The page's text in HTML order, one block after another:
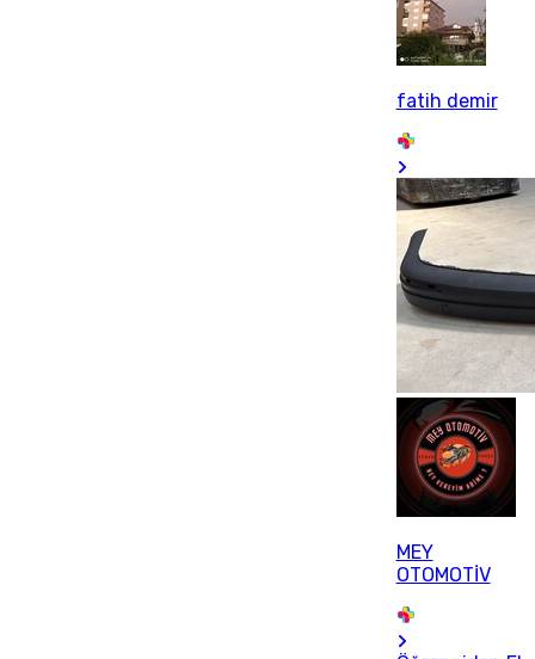
fatih demir
MEY
OTOMOTİV